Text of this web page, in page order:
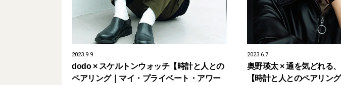
2023.9.9
dodo × スケルトンウォッチ【時計と人との
ペアリング｜マイ・プライベート・アワー
2023.6.7
奥野瑛太 × 通を気どれる
【時計と人とのペアリン